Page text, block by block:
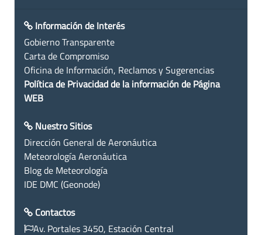
Información de Interés
Gobierno Transparente
Carta de Compromiso
Oficina de Información, Reclamos y Sugerencias
Política de Privacidad de la información de Página
WEB
Nuestro Sitios
Dirección General de Aeronáutica
Meteorología Aeronáutica
Blog de Meteorología
IDE DMC (Geonode)
Contactos
Av. Portales 3450, Estación Central